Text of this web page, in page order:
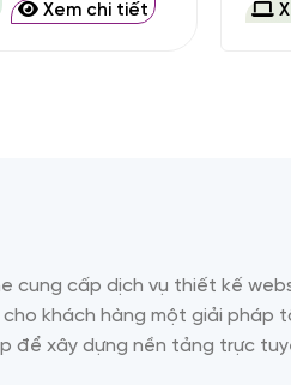
Xem chi tiết
cung cấp dịch vụ thiết kế
khách hàng một giải pháp
để xây dựng nền tảng trực